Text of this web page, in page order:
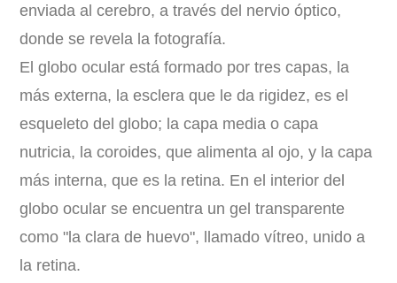
enviada al cerebro, a través del nervio óptico,
donde se revela la fotografía.
El globo ocular está formado por tres capas, la
más externa, la esclera que le da rigidez, es el
esqueleto del globo; la capa media o capa
nutricia, la coroides, que alimenta al ojo, y la capa
más interna, que es la retina. En el interior del
globo ocular se encuentra un gel transparente
como "la clara de huevo", llamado vítreo, unido a
la retina.